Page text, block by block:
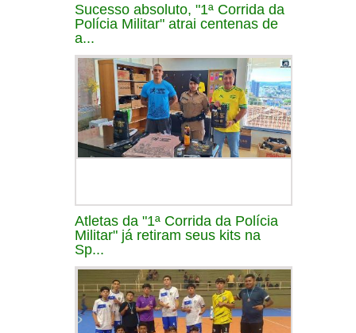
Sucesso absoluto, "1ª Corrida da
Polícia Militar" atrai centenas de
a...
Atletas da "1ª Corrida da Polícia
Militar" já retiram seus kits na
Sp...